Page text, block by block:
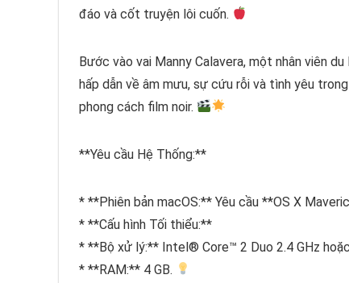
đáo và cốt truyện lôi cuốn.
Bước vào vai Manny Calavera, một nhân viên
hấp dẫn về âm mưu, sự cứu rỗi và tình yêu
phong cách film noir.
**Yêu cầu Hệ Thống:**
* **Phiên bản macOS:** Yêu cầu **OS X
* **Cấu hình Tối thiểu:**
* **Bộ xử lý:** Intel® Core™ 2 Duo 2.4 GHz
* **RAM:** 4 GB.